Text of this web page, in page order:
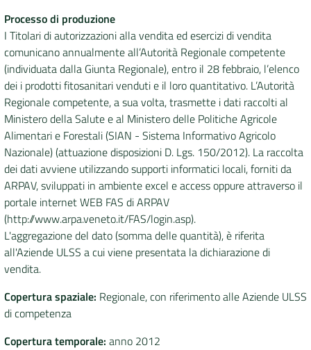
Processo di produzione
I Titolari di autorizzazioni alla vendita ed esercizi di vendita
comunicano annualmente all’Autorità Regionale competente
(individuata dalla Giunta Regionale), entro il 28 febbraio, l’elenco
dei i prodotti fitosanitari venduti e il loro quantitativo. L’Autorità
Regionale competente, a sua volta, trasmette i dati raccolti al
Ministero della Salute e al Ministero delle Politiche Agricole
Alimentari e Forestali (SIAN - Sistema Informativo Agricolo
Nazionale) (attuazione disposizioni D. Lgs. 150/2012). La raccolta
dei dati avviene utilizzando supporti informatici locali, forniti da
ARPAV, sviluppati in ambiente excel e access oppure attraverso il
portale internet WEB FAS di ARPAV
(http://www.arpa.veneto.it/FAS/login.asp).
L'aggregazione del dato (somma delle quantità), è riferita
all'Aziende ULSS a cui viene presentata la dichiarazione di
vendita.
Copertura spaziale: Regionale, con riferimento alle Aziende ULSS
di competenza
Copertura temporale: anno 2012